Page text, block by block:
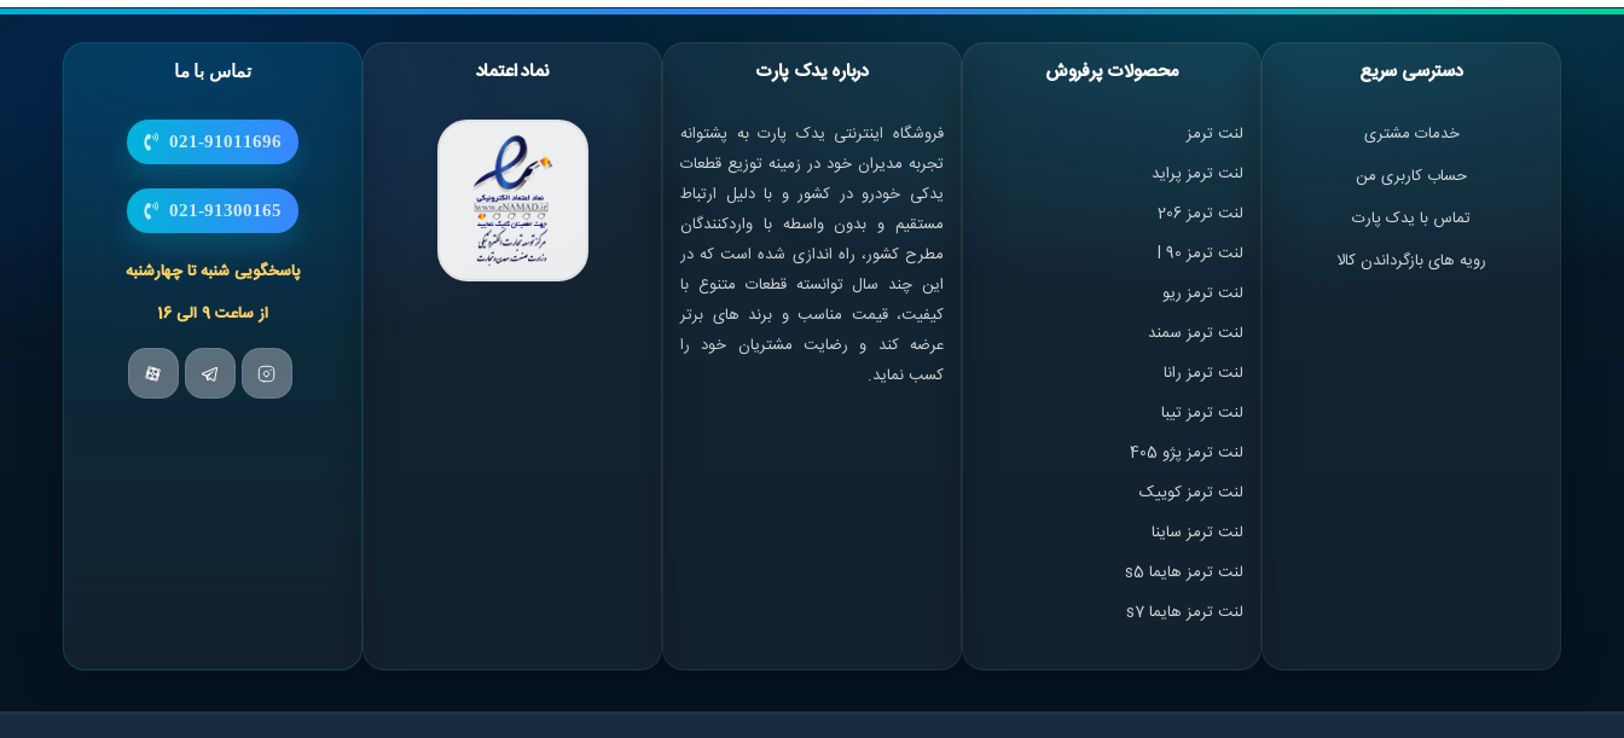
دسترسی سریع
خدمات مشتری
حساب کاربری من
تماس با یدک پارت
رویه های بازگرداندن کالا
محصولات پرفروش
لنت ترمز
لنت ترمز پراید
لنت ترمز 206
لنت ترمز l 90
لنت ترمز ریو
لنت ترمز سمند
لنت ترمز رانا
لنت ترمز تیبا
لنت ترمز پژو 405
لنت ترمز کوییک
لنت ترمز ساینا
لنت ترمز هایما s5
لنت ترمز هایما s7
درباره یدک پارت
فروشگاه اینترنتی یدک پارت به پشتوانه
تجربه مدیران خود در زمینه توزیع قطعات
یدکی خودرو در کشور و با دلیل ارتباط
مستقیم و بدون واسطه با واردکنندگان
مطرح کشور، راه اندازی شده است که در
این چند سال توانسته قطعات متنوع با
کیفیت، قیمت مناسب و برند های برتر
عرضه کند و رضایت مشتریان خود را
کسب نماید.
نماد اعتماد تماس با ما
021-91011696
021-91300165
پاسخگویی شنبه تا چهارشنبه
از ساعت 9 الی 16